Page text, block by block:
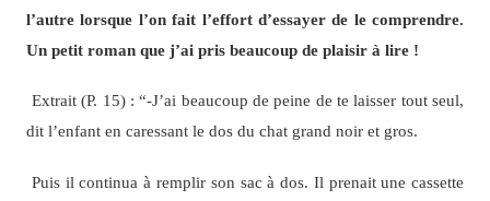
l’autre lorsque l’on fait l’effort d’essayer de le comprendre.
Un petit roman que j’ai pris beaucoup de plaisir à lire !
Extrait (P. 15) : “-J’ai beaucoup de peine de te laisser tout seul,
dit l’enfant en caressant le dos du chat grand noir et gros.
Puis il continua à remplir son sac à dos. Il prenait une cassette